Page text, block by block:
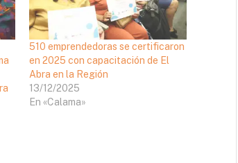
510 emprendedoras se certificaron
en 2025 con capacitación de El
Abra en la Región
13/12/2025
En «Calama»